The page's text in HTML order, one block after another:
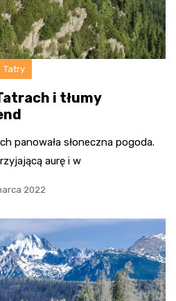
Tatry
i tłumy
panowała słoneczna pogoda.
aurę i w
2022